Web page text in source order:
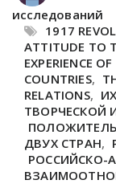
исследований
1917
ATTITUDE TO
EXPERIENCE
COUNTRIES,
RELATIONS,
ТВОРЧЕСКОЙ
ДВУХ СТРАН,
РОССИЙСКО-